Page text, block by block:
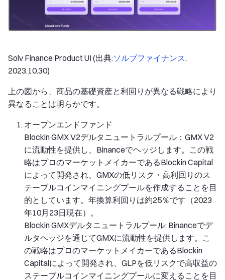
Solv Finance Product UI (出典:ソルブファイナンス,
2023.10.30)
上の図から、商品の基礎資産と利回りが異なる戦略により
異なることは明らかです。
オープンエンドファンド
Blockin GMX V2デルタニュートラルプール：GMX V2
に流動性を提供し、Binanceでヘッジします。この戦
略はプロのマーケットメイカーであるBlockin Capital
によって開発され、GMXの低リスク・高利回りのス
テーブルコインマイニングプールを作成することを目
的としています。年換算利回りは約25％です（2023
年10月23日現在）。
Blockin GMXデルタニュートラルプール: Binanceでデ
ルタヘッジを通じてGMXに流動性を提供します。こ
の戦略はプロのマーケットメイカーであるBlockin
Capitalによって開発され、GLPを低リスクで高収益の
ステーブルコインマイニングプールに変えることを目